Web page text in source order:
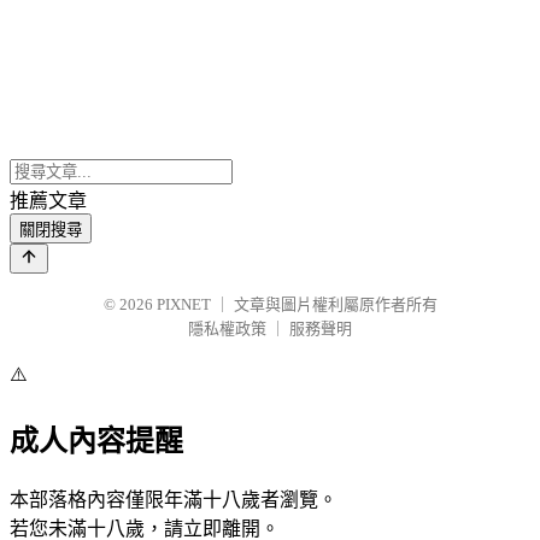
推薦文章
關閉搜尋
© 2026 PIXNET
文章與圖片權利屬原作者所有
隱私權政策
服務聲明
⚠️
成人內容提醒
本部落格內容僅限年滿十八歲者瀏覽。
若您未滿十八歲，請立即離開。